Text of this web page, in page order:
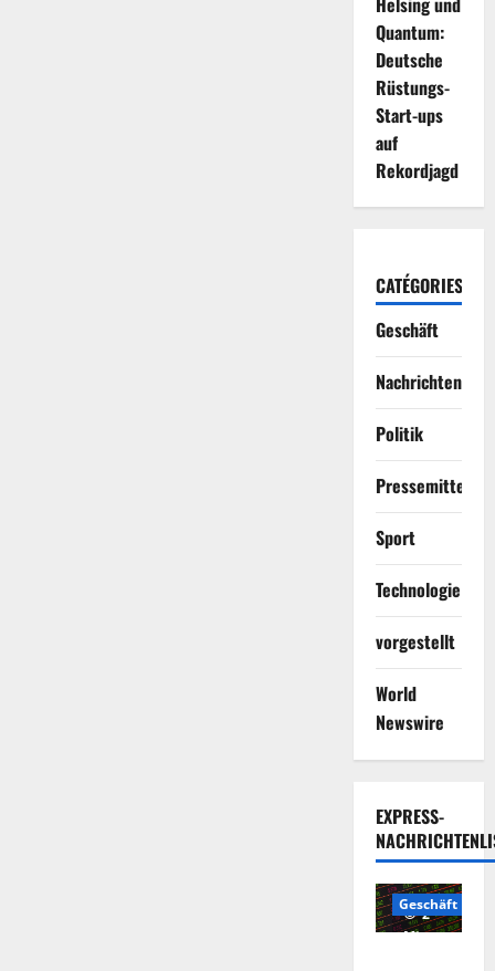
Quantum:
Deutsche
Rüstungs-
Start-ups
auf
Rekordjagd
CATÉGORIES
Geschäft
Nachrichten
Politik
Sport
Technologie
vorgestellt
World
Newswire
EXPRESS-
2
Minuten
Geschäft